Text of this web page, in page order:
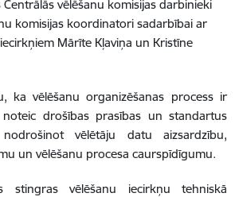
Centrālās vēlēšanu komisijas darbinieki
komisijas koordinatori sadarbībai ar
Mārīte Kļaviņa un Kristīne
ka vēlēšanu organizēšanas process ir
drošības prasības un standartus
vēlētāju datu aizsardzību,
un vēlēšanu procesa caurspīdīgumu.
stingras vēlēšanu iecirkņu tehniskā